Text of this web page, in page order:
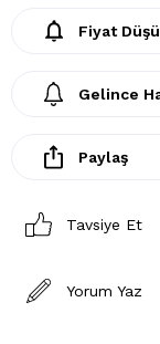
Fiyat
Gelince
Paylaş
Tavsiye Et
Yorum Yaz